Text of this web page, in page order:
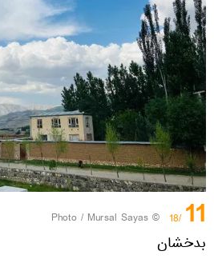
11
/18
© Photo / Mursal Sayas
بدخشان